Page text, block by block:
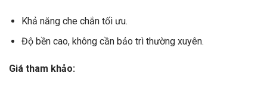
Khả năng che chắn tối ưu.
Độ bền cao, không cần bảo trì thường xuyên.
Giá tham khảo: